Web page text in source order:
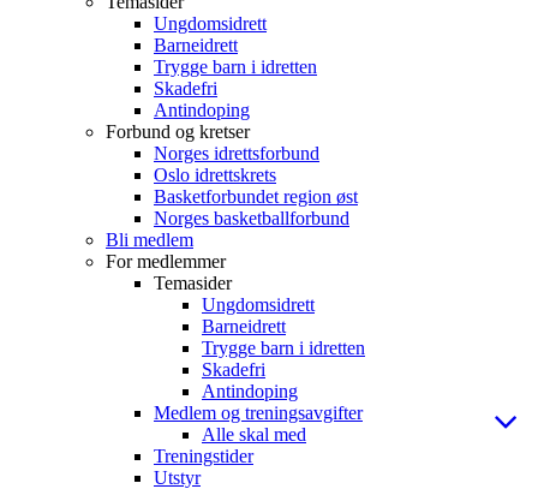
Ungdomsidrett
Barneidrett
Trygge barn i idretten
Skadefri
Antindoping
Forbund og kretser
Norges idrettsforbund
Oslo idrettskrets
Basketforbundet region øst
Norges basketballforbund
Bli medlem
For medlemmer
Temasider
Ungdomsidrett
Barneidrett
Trygge barn i idretten
Skadefri
Antindoping
Medlem og treningsavgifter
Alle skal med
Treningstider
Utstyr